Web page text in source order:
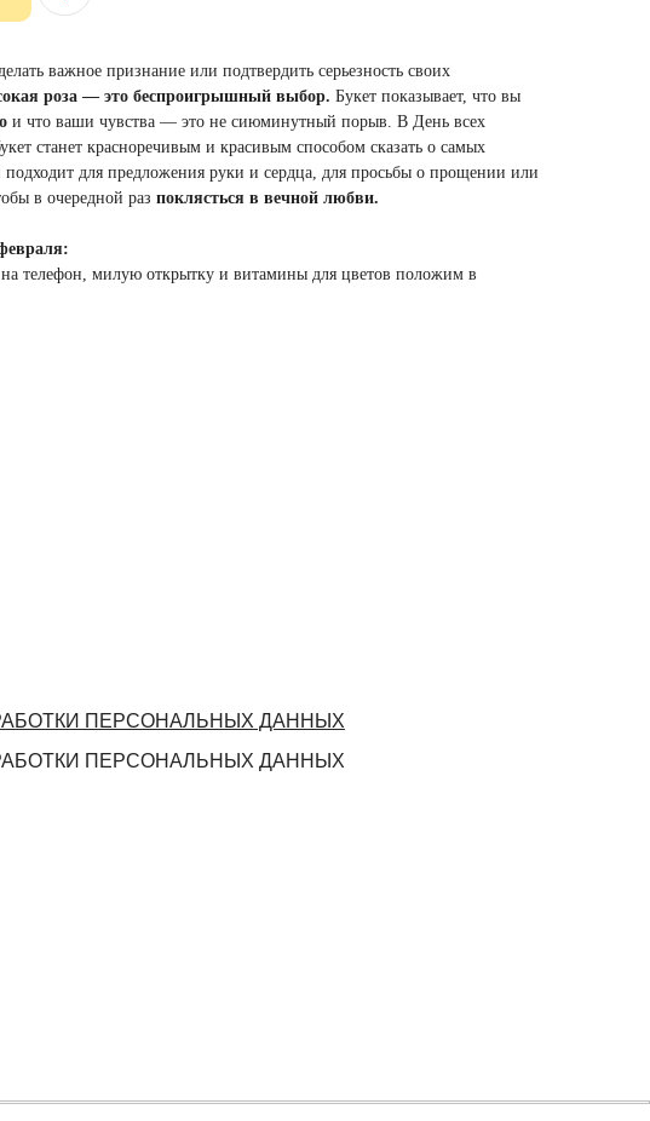
важное признание или подтвердить серьезность своих
роза — это беспроигрышный выбор. Букет показывает, что вы
и что ваши чувства — это не сиюминутный порыв. В День всех
станет красноречивым и красивым способом сказать о самых
для предложения руки и сердца, для просьбы о прощении или
в очередной раз поклясться в вечной любви.
телефон, милую открытку и витамины для цветов положим в
ПЕРСОНАЛЬНЫХ ДАННЫХ
ПЕРСОНАЛЬНЫХ ДАННЫХ